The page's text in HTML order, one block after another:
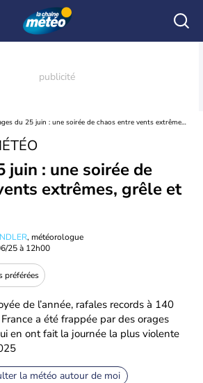
Orages du 25 juin : une soirée de chaos entre vents extrêmes, grêle et foudre
juin : une soirée de
extrêmes, grêle et
, météorologue
25 à 12h00
préférées
de l’année, rafales records à 140
a été frappée par des orages
en ont fait la journée la plus violente
la météo autour de moi